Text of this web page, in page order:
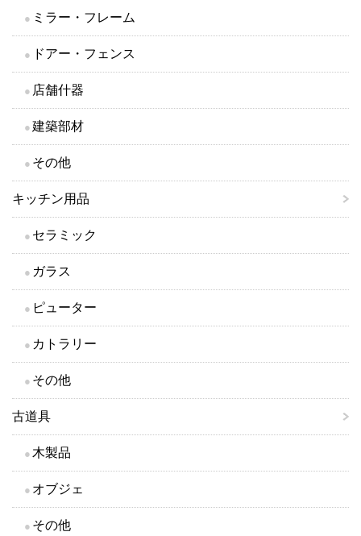
ミラー・フレーム
ドアー・フェンス
店舗什器
建築部材
その他
キッチン用品
セラミック
ガラス
ピューター
カトラリー
その他
古道具
木製品
オブジェ
その他